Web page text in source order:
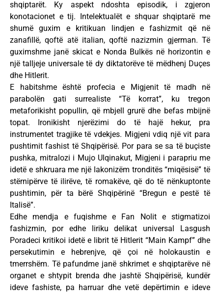
shqiptarët. Ky aspekt ndoshta episodik, i zgjeron
konotacionet e tij. Intelektualët e shquar shqiptarë me
shumë guxim e kritikuan lindjen e fashizmit që në
zanafillë, qoftë atë italian, qoftë nazizmin gjerman. Të
guximshme janë skicat e Nonda Bulkës në horizontin e
një talljeje universale të dy diktatorëve të mëdhenj Duçes
dhe Hitlerit.
E habitshme është profecia e Migjenit të madh në
parabolën gati surrealiste “Të korrat”, ku tregon
metaforikisht popullin, që mbjell grurë dhe befas mbijnë
topat. Ironikisht njerëzimi do të hajë hekur, pra
instrumentet tragjike të vdekjes. Migjeni vdiq një vit para
pushtimit fashist të Shqipërisë. Por para se sa të buçiste
pushka, mitralozi i Mujo Ulqinakut, Migjeni i parapriu me
idetë e shkruara me një lakonizëm tronditës “miqësisë” të
stërnipërve të ilirëve, të romakëve, që do të nënkuptonte
pushtimin, për ta bërë Shqipërinë “Bregun e pestë të
Italisë”.
Edhe mendja e fuqishme e Fan Nolit e stigmatizoi
fashizmin, por edhe liriku delikat universal Lasgush
Poradeci kritikoi idetë e librit të Hitlerit “Main Kampf” dhe
persekutimin e hebrenjve, që çoi në holokaustin e
tmerrshëm. Të pafundme janë shkrimet e shqiptarëve në
organet e shtypit brenda dhe jashtë Shqipërisë, kundër
ideve fashiste, pa harruar dhe vetë depërtimin e ideve